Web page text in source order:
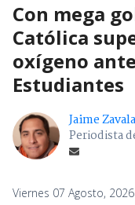
Con mega
Católica
oxígeno
Estudiantes
Jaime Zavala
Periodista
Viernes 07 Agosto,